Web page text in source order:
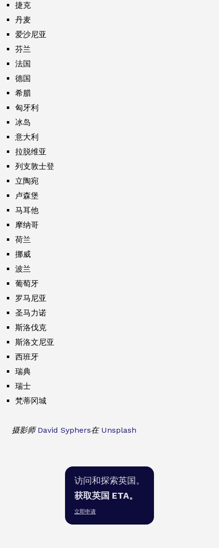
捷克
丹麦
爱沙尼亚
芬兰
法国
德国
希腊
匈牙利
冰岛
意大利
拉脱维亚
列支敦士登
立陶宛
卢森堡
马耳他
摩纳哥
荷兰
挪威
波兰
葡萄牙
罗马尼亚
圣马力诺
斯洛伐克
斯洛文尼亚
西班牙
瑞典
瑞士
梵蒂冈城
摄影师David Syphers在 Unsplash
访问和探索英国。
获取英国 ETA。
立即申请